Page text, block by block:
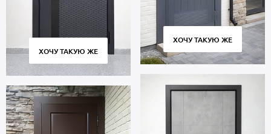
все районы Москвы и МО, установка «под ключ». Гарантийный
ХОЧУ ТАКУЮ ЖЕ
ХОЧУ ТАКУЮ ЖЕ